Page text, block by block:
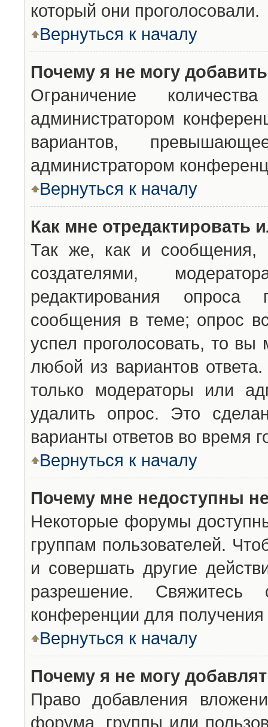
который они проголосовали.
Вернуться к началу
Почему я не могу
Ограничение
администратором
вариантов,
администратором
Вернуться к началу
Как мне отредактировать
Так же, как и сообщения,
создателями,
редактирования опроса
сообщения в теме; опрос
успел проголосовать, то вы
любой из вариантов
только модераторы или
удалить опрос. Это
варианты ответов во время
Вернуться к началу
Почему мне недоступны
Некоторые форумы
группам пользователей.
и совершать другие
разрешение. Свяжитесь
конференции для получения
Вернуться к началу
Почему я не могу
Право добавления
форума, группы или